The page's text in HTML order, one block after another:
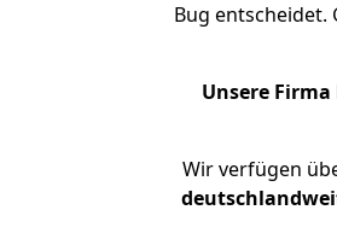
Bug entscheidet.
Unsere
Wir verfügen